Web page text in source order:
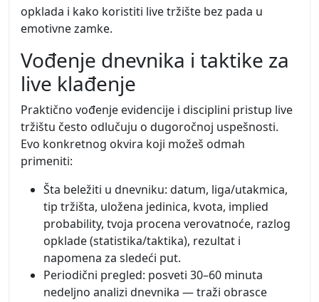
opklada i kako koristiti live tržište bez pada u
emotivne zamke.
Vođenje dnevnika i taktike za
live klađenje
Praktično vođenje evidencije i disciplini pristup live
tržištu često odlučuju o dugoročnoj uspešnosti.
Evo konkretnog okvira koji možeš odmah
primeniti:
Šta beležiti u dnevniku: datum, liga/utakmica,
tip tržišta, uložena jedinica, kvota, implied
probability, tvoja procena verovatnoće, razlog
opklade (statistika/taktika), rezultat i
napomena za sledeći put.
Periodični pregled: posveti 30–60 minuta
nedeljno analizi dnevnika — traži obrasce